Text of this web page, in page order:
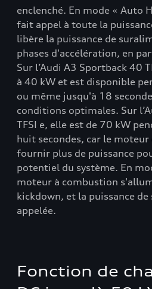
enclenché. En mode « Auto
fait appel à toute la
libère la puissance de
phases d'accélération, en
Sur l’Audi A3 Sportback 40
à 40 kW et est disponible
ou même jusqu'à 18
conditions optimales. Sur
TFSI e, elle est de 70 kW
huit secondes, car le
fournir plus de puissance
potentiel du système. En
moteur à combustion
kickdown, et la puissance
appelée.
Fonction de